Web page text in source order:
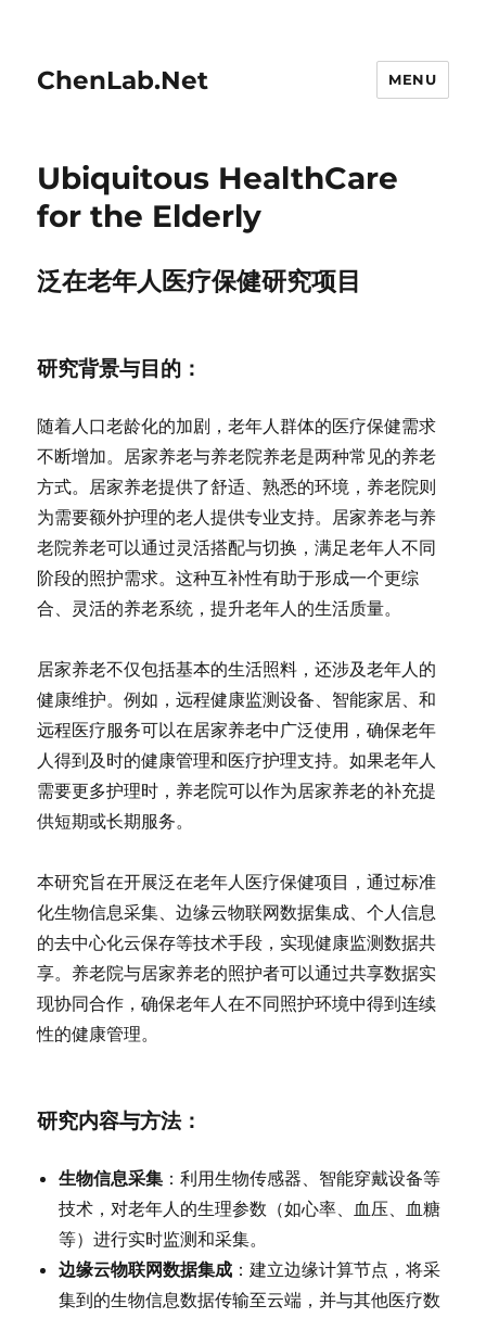
ChenLab.Net MENU
Ubiquitous HealthCare
for the Elderly
泛在老年人医疗保健研究项目
研究背景与目的 ：
随着人口老龄化的加剧，老年人群体的医疗保健需求
不断增加。居家养老与养老院养老是两种常见的养老
方式。居家养老提供了舒适、熟悉的环境，养老院则
为需要额外护理的老人提供专业支持。居家养老与养
老院养老可以通过灵活搭配与切换，满足老年人不同
阶段的照护需求。这种互补性有助于形成一个更综
合、灵活的养老系统，提升老年人的生活质量。
居家养老不仅包括基本的生活照料，还涉及老年人的
健康维护。例如，远程健康监测设备、智能家居、和
远程医疗服务可以在居家养老中广泛使用，确保老年
人得到及时的健康管理和医疗护理支持。如果老年人
需要更多护理时，养老院可以作为居家养老的补充提
供短期或长期服务。
本研究旨在开展泛在老年人医疗保健项目，通过标准
化生物信息采集、边缘云物联网数据集成、个人信息
的去中心化云保存等技术手段，实现健康监测数据共
享。养老院与居家养老的照护者可以通过共享数据实
现协同合作，确保老年人在不同照护环境中得到连续
性的健康管理。
研究内容与方法：
生物信息采集 ：利用生物传感器、智能穿戴设备等
技术，对老年人的生理参数（如心率、血压、血糖
等）进行实时监测和采集。
边缘云物联网数据集成 ：建立边缘计算节点，将采
集到的生物信息数据传输至云端，并与其他医疗数